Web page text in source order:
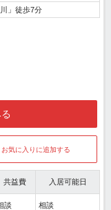
」徒歩7分
お気に入りに追加する
共益費 入居可能日
談 相談